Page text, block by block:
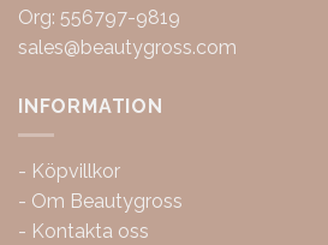
Org: 556797-9819
sales@beautygross.com
INFORMATION
- Köpvillkor
- Om Beautygross
- Kontakta oss